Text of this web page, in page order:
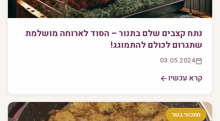
נתח קצבים שלם בתנור – הסוד לארוחה מושלמת
שתגרום לכולם להתמוגג!
03.05.2024
קרא עכשיו
מתכוני בשר